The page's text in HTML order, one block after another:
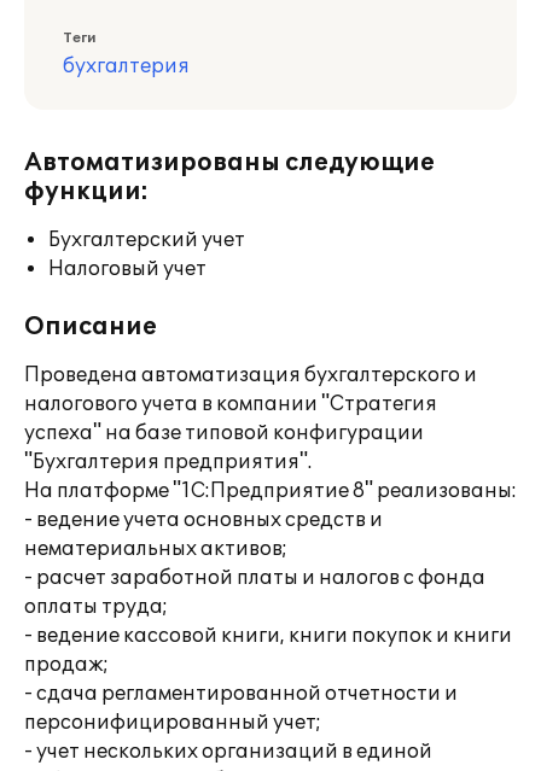
Теги
бухгалтерия
Автоматизированы следующие
функции:
Бухгалтерский учет
Налоговый учет
Описание
Проведена автоматизация бухгалтерского и
налогового учета в компании "Стратегия
успеха" на базе типовой конфигурации
"Бухгалтерия предприятия".
На платформе "1С:Предприятие 8" реализованы:
- ведение учета основных средств и
нематериальных активов;
- расчет заработной платы и налогов с фонда
оплаты труда;
- ведение кассовой книги, книги покупок и книги
продаж;
- сдача регламентированной отчетности и
персонифицированный учет;
- учет нескольких организаций в единой